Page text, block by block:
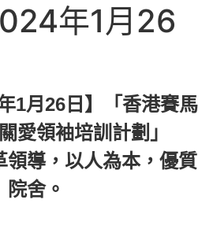
年1月26
1月26日】「香港賽馬
愛領袖培訓計劃」
領導，以人為本，優質
院舍。